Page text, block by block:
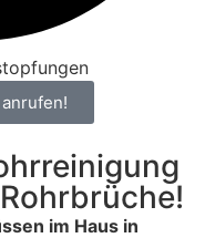
im Haus in